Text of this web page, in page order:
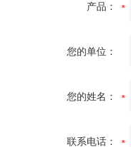
产品：
您的单位：
您的姓名：
联系电话：